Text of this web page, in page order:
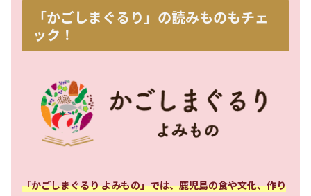
「かごしまぐるり」の読みものもチェ
ック！
「かごしまぐるり よみもの」では、鹿児島の食や文化、作り